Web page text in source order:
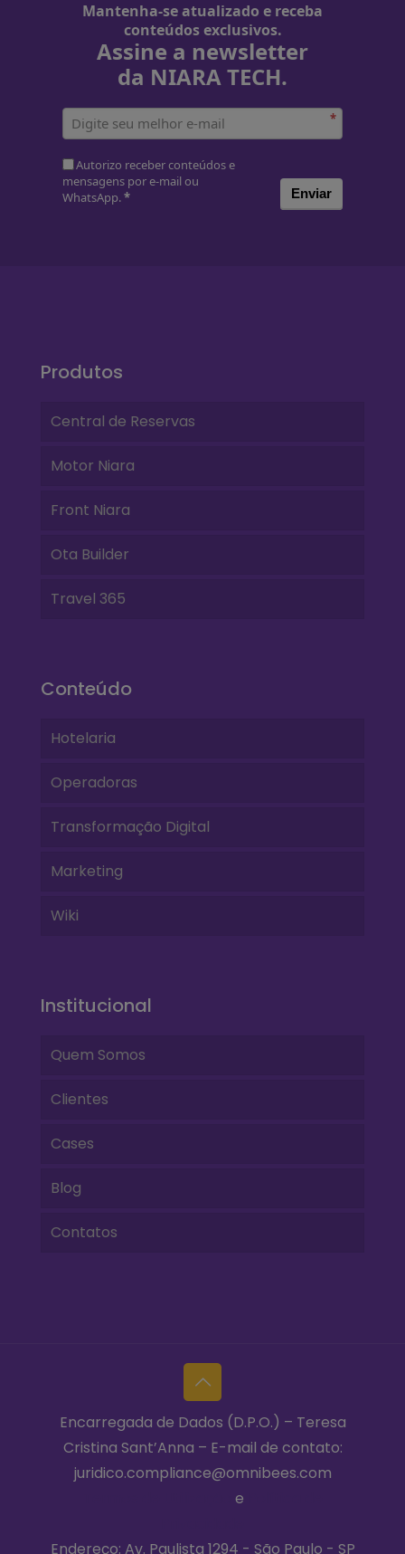
Mantenha-se atualizado e receba
conteúdos exclusivos.
Assine a newsletter
da NIARA TECH.
*
Autorizo receber conteúdos e
mensagens por e-mail ou
WhatsApp.* Enviar
Produtos
Central de Reservas
Motor Niara
Front Niara
Ota Builder
Travel 365
Conteúdo
Hotelaria
Operadoras
Transformação Digital
Marketing
Wiki
Institucional
Quem Somos
Clientes
Cases
Blog
Contatos
Encarregada de Dados (D.P.O.) – Teresa
Cristina Sant’Anna – E-mail de contato:
juridico.compliance@omnibees.com
e
Endereço: Av. Paulista 1294 - São Paulo - SP